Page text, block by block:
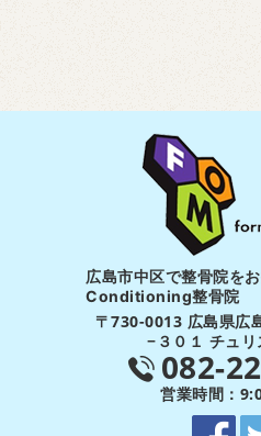
広島市中区で整骨院を
Conditioning整骨院
〒730-0013 広島県広
−３０１ チュリ
082-
営業時間：